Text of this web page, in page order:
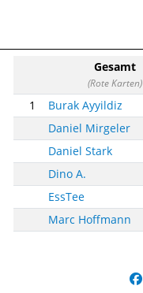
Gesamt
(Rote Karten)
1 Burak Ayyildiz
Daniel Mirgeler
Daniel Stark
Dino A.
EssTee
Marc Hoffmann